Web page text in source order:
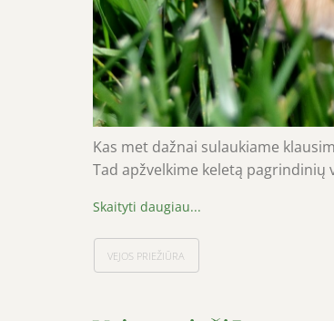
Kas met dažnai sulaukiame
Tad apžvelkime keletą
VEJOS PRIEŽIŪRA